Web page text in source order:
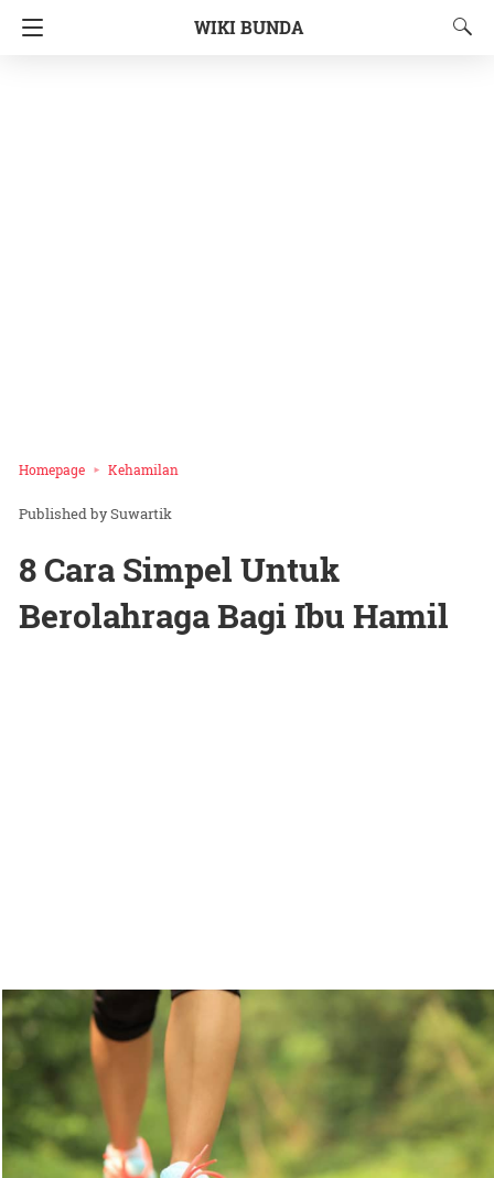
WIKI BUNDA
Homepage Kehamilan
Suwartik
8 Cara Simpel Untuk
Berolahraga Bagi Ibu Hamil